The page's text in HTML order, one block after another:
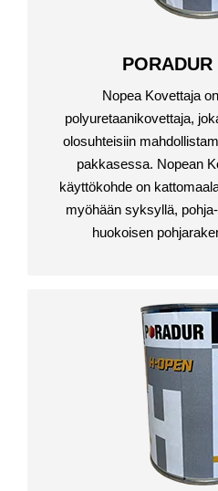
Nopea Kovettaja
polyuretaanikovettaja,
olosuhteisiin
pakkasessa. Nopean
käyttökohde on
myöhään syksyllä,
huokoisen